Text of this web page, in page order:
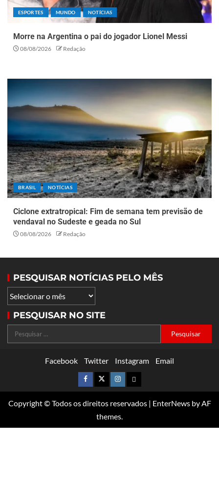
ESPORTES MUNDO NOTÍCIAS
Morre na Argentina o pai do jogador Lionel Messi
08/08/2026 Redação
BRASIL NOTÍCIAS
Ciclone extratropical: Fim de semana tem previsão de
vendaval no Sudeste e geada no Sul
08/08/2026 Redação
PESQUISAR NOTÍCIAS PELO MÊS
PESQUISAR NO SITE
Facebook Twitter Instagram Email
Copyright © Todos os direitos reservados | EnterNewsby AF
themes.